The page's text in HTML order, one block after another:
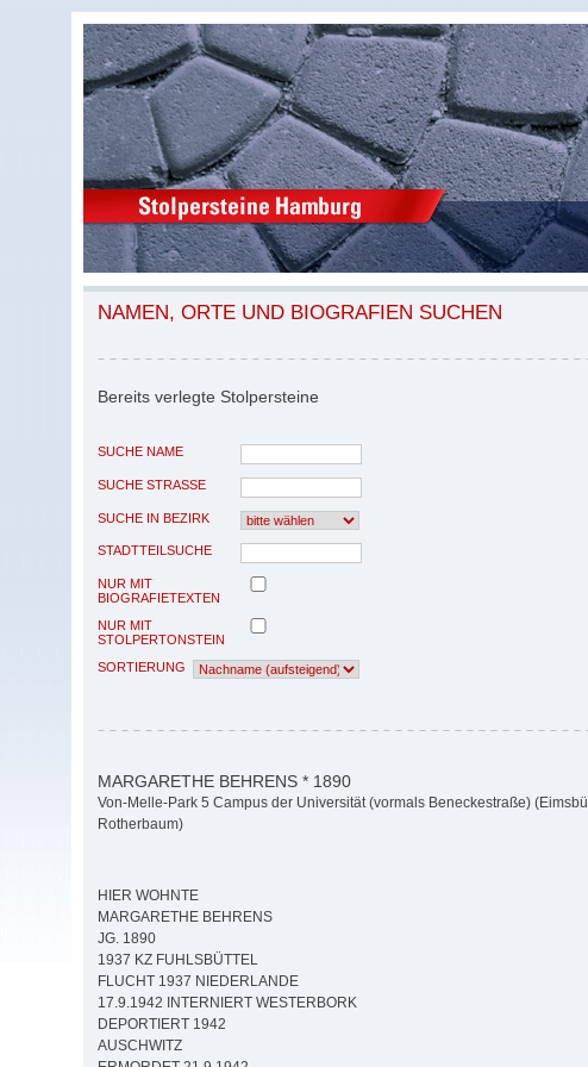
NAMEN, ORTE UND BIOGRAFIEN SUCHEN
Bereits verlegte Stolpersteine
SUCHE NAME
SUCHE STRASSE
SUCHE IN BEZIRK
STADTTEILSUCHE
NUR MIT
BIOGRAFIETEXTEN
NUR MIT
STOLPERTONSTEIN
SORTIERUNG
MARGARETHE BEHRENS * 1890
Von-Melle-Park 5 Campus der Universität (vormals Beneckestraße)
Rotherbaum)
HIER WOHNTE
MARGARETHE BEHRENS
JG. 1890
1937 KZ FUHLSBÜTTEL
FLUCHT 1937 NIEDERLANDE
17.9.1942 INTERNIERT WESTERBORK
DEPORTIERT 1942
AUSCHWITZ